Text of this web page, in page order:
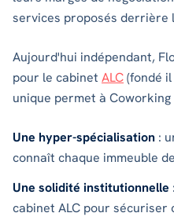
services proposés derrière
Aujourd'hui indépendant,
pour le cabinet ALC(fondé
unique permet à
Une hyper-spécialisation :
connaît chaque immeuble
Une solidité institutionnelle
cabinet ALC pour sécuriser